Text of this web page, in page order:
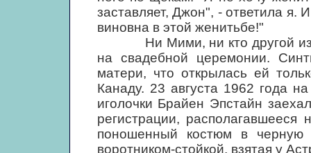
заставляет, Джон", - ответила я.
виновна в этой женитьбе!"
Ни Мими, ни кто другой из
на свадебной церемонии.
матери, что открылась ей
Канаду. 23 августа 1962 года
иголочки Брайен Эпстайн
регистрации,
поношенный костюм в черную
воротником-стойкой, взятая у